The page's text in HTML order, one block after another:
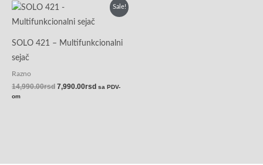
Sale!
SOLO 421 – Multifunkcionalni
sejač
Razno
14,990.00rsd
Originalna
je
14,990.00rsd.
7,990.00rsd
Trenutna
cena
sa PDV-
om